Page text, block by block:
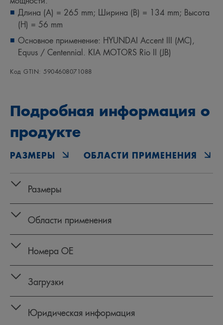
Длина (A) = 265 mm; Ширина (B) = 134 mm; Высота
(H) = 56 mm
Основное применение: HYUNDAI Accent III (MC),
Equus / Centennial. KIA MOTORS Rio II (JB)
Код GTIN: 5904608071088
Подробная информация о
продукте
РАЗМЕРЫ ОБЛАСТИ ПРИМЕНЕНИЯ
Размеры
Области применения
Номера OE
Загрузки
Юридическая информация